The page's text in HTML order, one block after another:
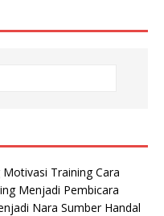
Training Cara
Menjadi Pembicara
Nara Sumber Handal